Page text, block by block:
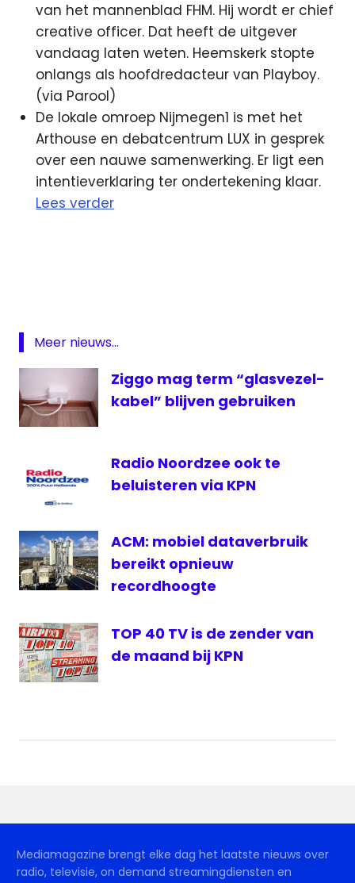
van het mannenblad FHM. Hij wordt er chief
creative officer. Dat heeft de uitgever
vandaag laten weten. Heemskerk stopte
onlangs als hoofdredacteur van Playboy.
(via Parool)
De lokale omroep Nijmegen1 is met het
Arthouse en debatcentrum LUX in gesprek
over een nauwe samenwerking. Er ligt een
intentieverklaring ter ondertekening klaar.
Lees verder
Nijmegen
PvdA
Solcon
Meer nieuws...
Ziggo mag term “glasvezel-
kabel” blijven gebruiken
Radio Noordzee ook te
beluisteren via KPN
ACM: mobiel dataverbruik
bereikt opnieuw
recordhoogte
TOP 40 TV is de zender van
de maand bij KPN
Mediamagazine brengt elke dag het laatste nieuws over
radio, televisie, on demand streamingdiensten en